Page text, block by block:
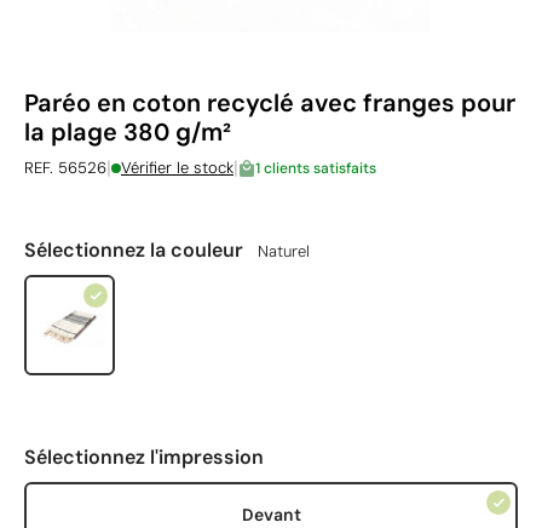
Paréo en coton recyclé avec franges pour
la plage 380 g/m²
REF. 56526| Vérifier le stock| 1 clients satisfaits
Sélectionnez la couleur Naturel
Sélectionnez l'impression
Devant